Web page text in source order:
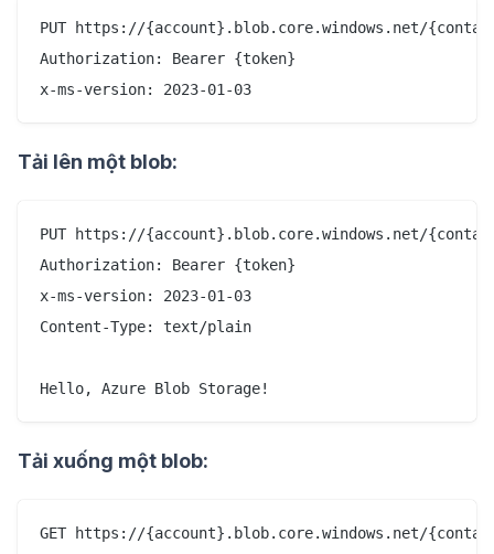
PUT https://{account}.blob.core.windows.net/
Authorization: Bearer {token}
Tải lên một blob:
PUT https://{account}.blob.core.windows.net/
Authorization: Bearer {token}
x-ms-version: 2023-01-03
Content-Type: text/plain
Tải xuống một blob:
GET https://{account}.blob.core.windows.net/